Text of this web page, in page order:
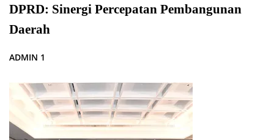
DPRD: Sinergi Percepatan Pembangunan
Daerah
ADMIN 1